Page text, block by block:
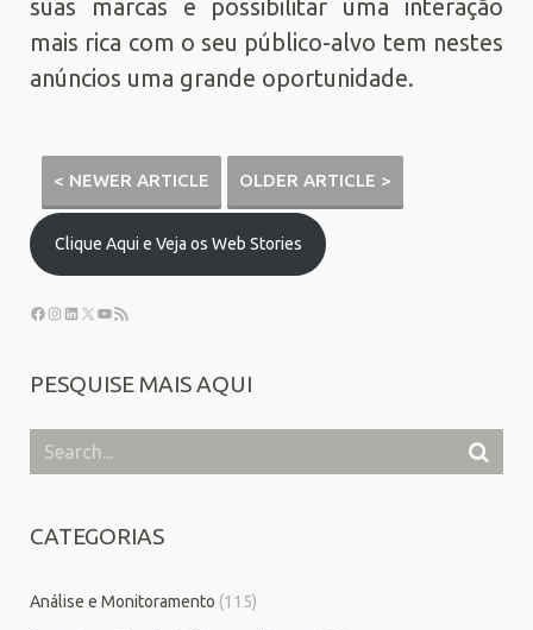
suas marcas e possibilitar uma interação
mais rica com o seu público-alvo tem nestes
anúncios uma grande oportunidade.
< NEWER ARTICLE OLDER ARTICLE >
Clique Aqui e Veja os Web Stories
PESQUISE MAIS AQUI
CATEGORIAS
Análise e Monitoramento (115)